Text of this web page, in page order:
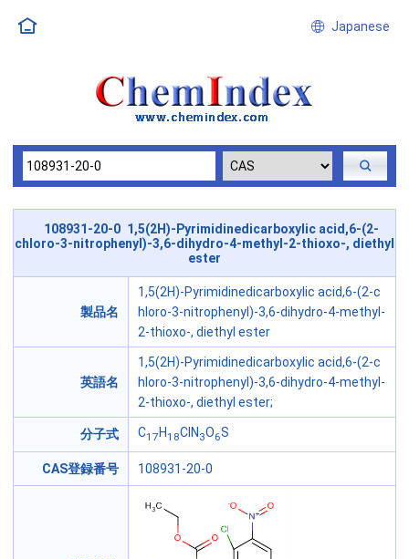
Japanese
108931-20-0 1,5(2H)-Pyrimidinedicarboxylic acid,6-(2-
chloro-3-nitrophenyl)-3,6-dihydro-4-methyl-2-thioxo-, diethyl
ester
製品名
1,5(2H)-Pyrimidinedicarboxylic acid,6-(2-c
hloro-3-nitrophenyl)-3,6-dihydro-4-methyl-
2-thioxo-, diethyl ester
英語名
1,5(2H)-Pyrimidinedicarboxylic acid,6-(2-c
hloro-3-nitrophenyl)-3,6-dihydro-4-methyl-
2-thioxo-, diethyl ester;
分子式 C17 H18ClN 3O6S
CAS登録番号 108931-20-0